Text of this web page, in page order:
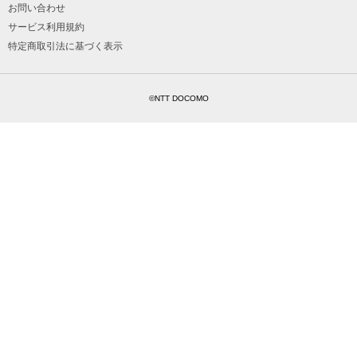
お問い合わせ
サービス利用規約
特定商取引法に基づく表示
©NTT DOCOMO